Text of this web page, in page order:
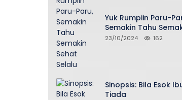
Yuk Rumpiin Paru-
Semakin Tahu
Sehat Selalu
23/10/2024 162
Sinopsis: Bila Esok
Tiada